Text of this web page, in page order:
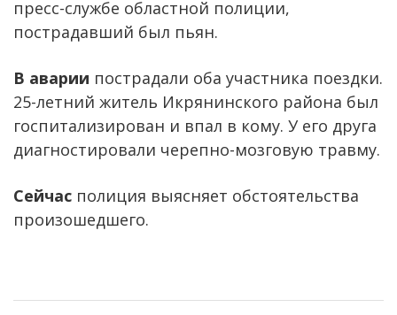
пресс-службе областной полиции,
пострадавший был пьян.
В аварии пострадали оба участника поездки.
25-летний житель Икрянинского района был
госпитализирован и впал в кому. У его друга
диагностировали черепно-мозговую травму.
Сейчас полиция выясняет обстоятельства
произошедшего.